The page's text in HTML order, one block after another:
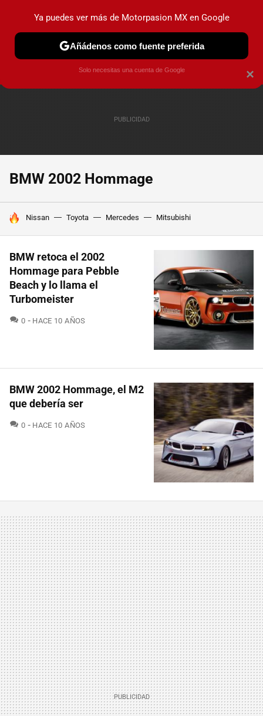
PRUEBAS INDUSTRIA HOY NO CIRCULA
BMW 2002 Hommage
HOY SE HABLA DE
Nissan Toyota Mercedes Mitsubishi
BMW retoca el 2002
Hommage para Pebble
Beach y lo llama el
Turbomeister
0 COMENTARIOS
HACE 10 AÑOS
BMW 2002 Hommage, el M2
que debería ser
0 COMENTARIOS
HACE 10 AÑOS
×
Ya puedes ver más de Motorpasion MX en Google
Añádenos como fuente preferida
Solo necesitas una cuenta de Google